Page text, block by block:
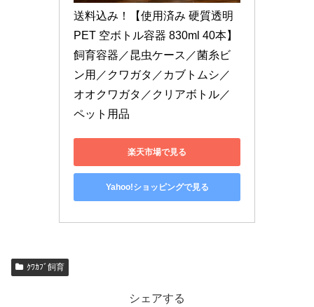
送料込み！【使用済み 硬質透明
PET 空ボトル容器 830ml 40本】
飼育容器／昆虫ケース／菌糸ビ
ン用／クワガタ／カブトムシ／
オオクワガタ／クリアボトル／
ペット用品
楽天市場で見る
Yahoo!ショッピングで見る
ｸﾜｶﾌﾞ飼育
シェアする